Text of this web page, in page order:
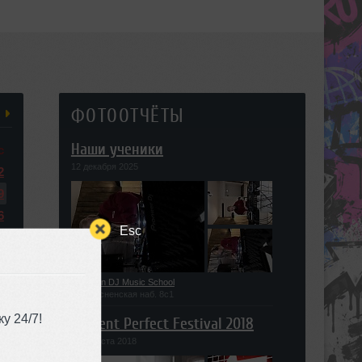
Esc
24/7!
ФОТООТЧЁТЫ
Наши ученики
12 декабря 2025
Union DJ Music School
Пресненская наб. 8с1
Present Perfect Festival 2018
29 августа 2018